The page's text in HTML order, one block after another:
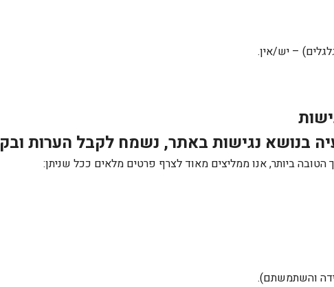
– יש/אין.
בנושא נגישות באתר, נשמח לקבל הערות
ביותר, אנו ממליצים מאוד לצרף פרטים מלאים ככל שניתן:
והשתמשתם).